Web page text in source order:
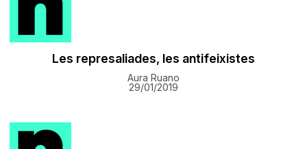
Les represaliades, les antifeixistes
Aura Ruano
29/01/2019